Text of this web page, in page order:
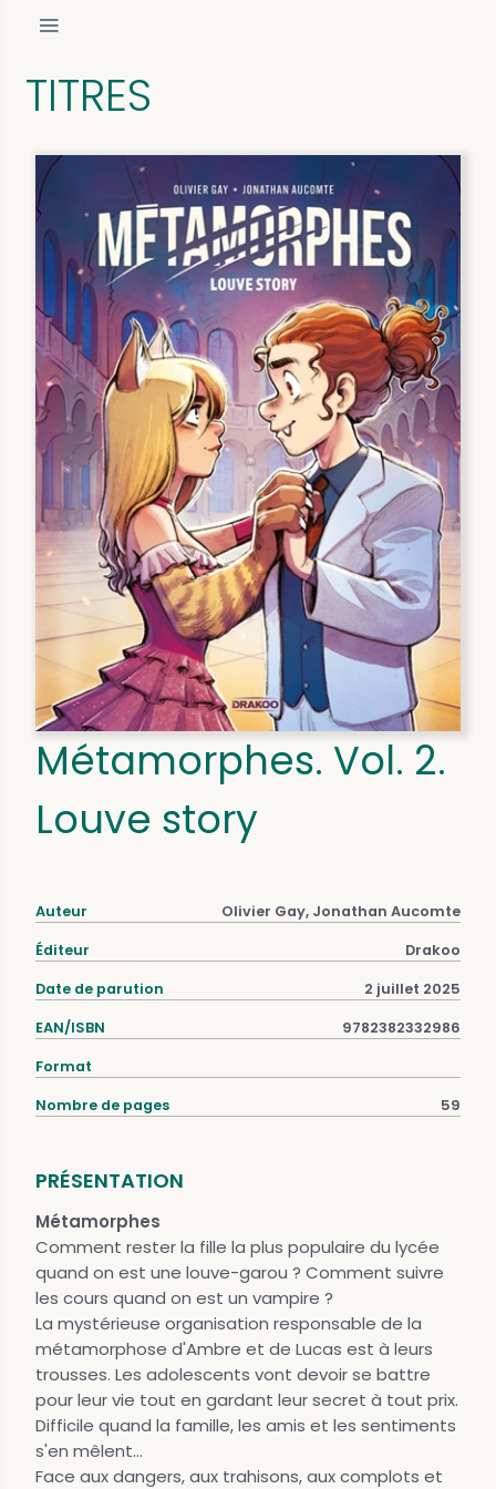
TITRES
Métamorphes. Vol. 2.
Louve story
Auteur Olivier Gay, Jonathan Aucomte
Éditeur Drakoo
Date de parution 2 juillet 2025
EAN/ISBN 9782382332986
Format
Nombre de pages 59
PRÉSENTATION
Métamorphes
Comment rester la fille la plus populaire du lycée
quand on est une louve-garou ? Comment suivre
les cours quand on est un vampire ?
La mystérieuse organisation responsable de la
métamorphose d'Ambre et de Lucas est à leurs
trousses. Les adolescents vont devoir se battre
pour leur vie tout en gardant leur secret à tout prix.
Difficile quand la famille, les amis et les sentiments
s'en mêlent...
Face aux dangers, aux trahisons, aux complots et